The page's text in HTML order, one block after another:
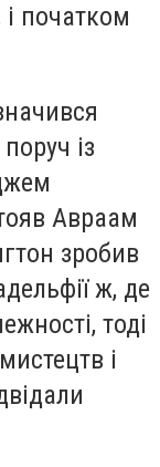
і початком
із
Авраам
зробив
ж, де
тоді
і